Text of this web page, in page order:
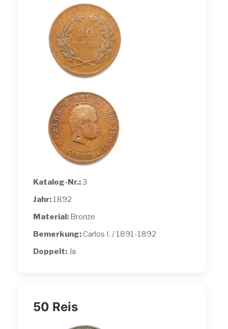
Katalog-Nr.:3
Jahr: 1892
Material: Bronze
Bemerkung:Carlos I. / 1891-1892
Doppelt: Ja
50 Reis